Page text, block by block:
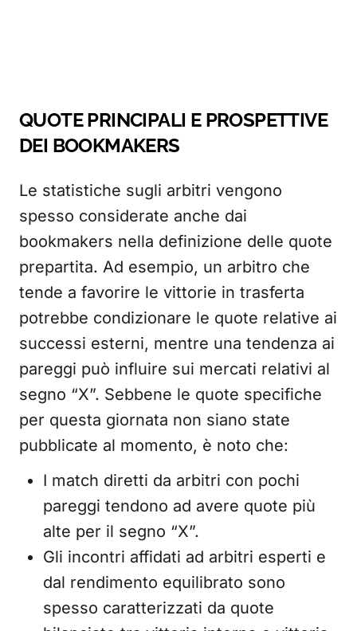
QUOTE PRINCIPALI E PROSPETTIVE
DEI BOOKMAKERS
Le statistiche sugli arbitri vengono
spesso considerate anche dai
bookmakers nella definizione delle quote
prepartita. Ad esempio, un arbitro che
tende a favorire le vittorie in trasferta
potrebbe condizionare le quote relative ai
successi esterni, mentre una tendenza ai
pareggi può influire sui mercati relativi al
segno “X”. Sebbene le quote specifiche
per questa giornata non siano state
pubblicate al momento, è noto che:
I match diretti da arbitri con pochi
pareggi tendono ad avere quote più
alte per il segno “X”.
Gli incontri affidati ad arbitri esperti e
dal rendimento equilibrato sono
spesso caratterizzati da quote